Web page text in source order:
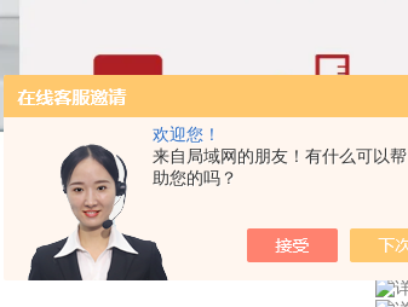
欢迎您！
来自局域网的朋友！有什么可以帮
助您的吗？